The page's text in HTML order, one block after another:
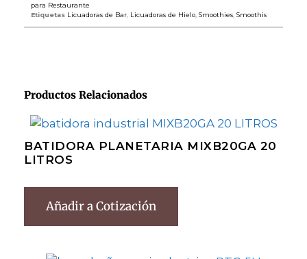
para Restaurante
Etiquetas Licuadoras de Bar Licuadoras de Hielo Smoothies Smoothis
Productos Relacionados
BATIDORA PLANETARIA MIXB20GA 20
LITROS
Añadir a Cotización